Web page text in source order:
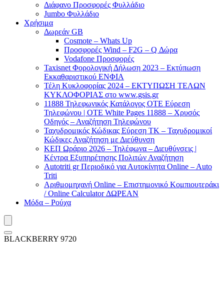
Διάφανο Προσφορές Φυλλάδιο
Jumbo Φυλλάδιο
Χρήσιμα
Δωρεάν GB
Cosmote – Whats Up
Προσφορές Wind – F2G – Q Δώρα
Vodafone Προσφορές
Taxisnet Φορολογική Δήλωση 2023 – Εκτύπωση
Εκκαθαριστικού EΝΦΙΑ
Τέλη Kυκλοφορίας 2024 – ΕΚΤΥΠΩΣΗ ΤΕΛΩΝ
ΚΥΚΛΟΦΟΡΙΑΣ στο www.gsis.gr
11888 Τηλεφωνικός Κατάλογος ΟΤΕ Εύρεση
Τηλεφώνου | OTE White Pages 11888 – Χρυσός
Οδηγός – Αναζήτηση Τηλεφώνου
Ταχυδρομικός Κώδικας Εύρεση ΤΚ – Ταχυδρομικοί
Κώδικες Αναζήτηση με Διεύθυνση
ΚΕΠ Ωράριο 2026 – Τηλέφωνα – Διευθύνσεις |
Κέντρα Εξυπηρέτησης Πολιτών Αναζήτηση
Autotriti gr Περιοδικό για Αυτοκίνητα Online – Auto
Triti
Αριθμομηχανή Online – Επιστημονικό Κομπιουτεράκι
/ Online Calculator ΔΩΡΕΑΝ
Μόδα – Ρούχα
BLACKBERRY 9720